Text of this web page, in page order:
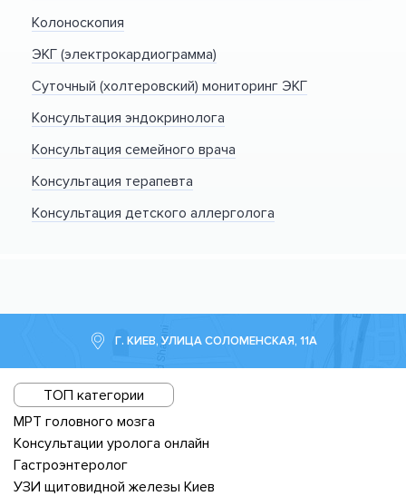
Колоноскопия
ЭКГ (электрокардиограмма)
Суточный (холтеровский) мониторинг ЭКГ
Консультация эндокринолога
Консультация семейного врача
Консультация терапевта
Консультация детского аллерголога
Г. КИЕВ, УЛИЦА СОЛОМЕНСКАЯ, 11А
ТОП категории
МРТ головного мозга
Консультации уролога онлайн
Гастроэнтеролог
УЗИ щитовидной железы Киев